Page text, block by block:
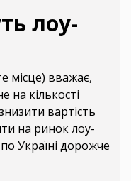
лоу-
місце) вважає,
кількості
вартість
на ринок лоу-
Україні дорожче